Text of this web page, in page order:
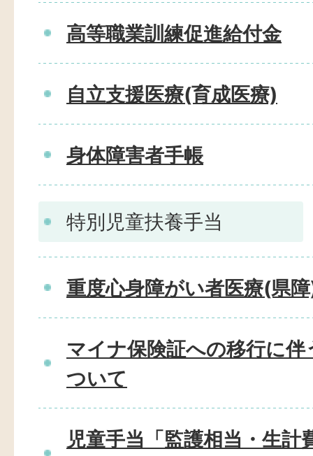
高等職業訓練促進給付金
自立支援医療(育成医療)
身体障害者手帳
特別児童扶養手当
重度心身障がい者医療(県
マイナ保険証への移行に
ついて
児童手当「監護相当・生計